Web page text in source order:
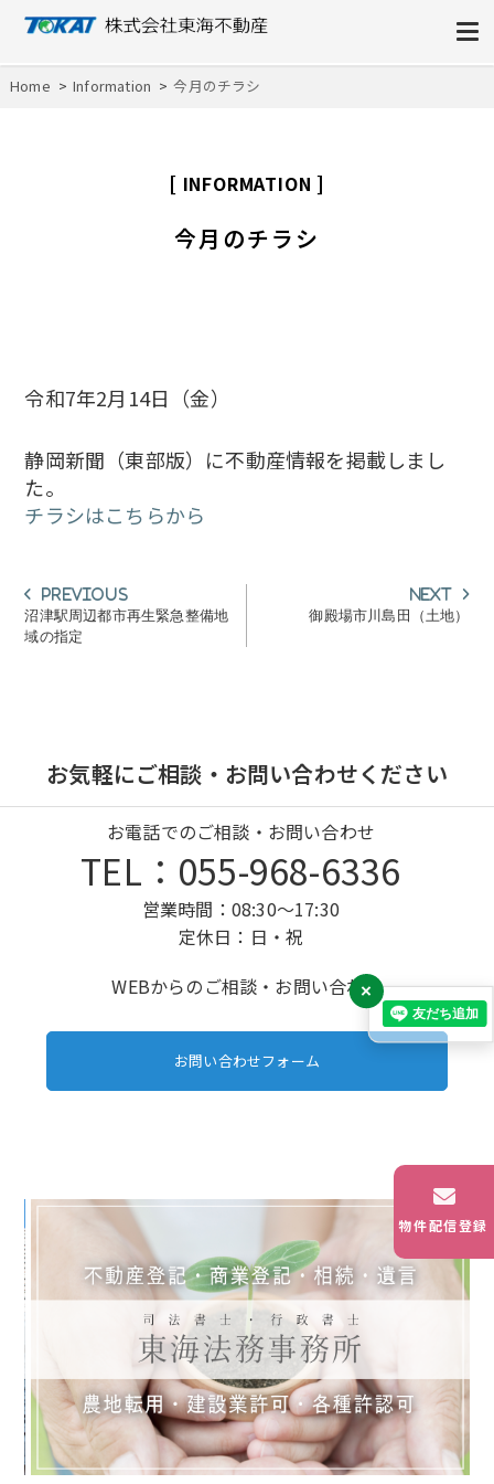
株式会社東海不動産
Home Information 今月のチラシ
INFORMATION
今月のチラシ
令和7年2月14日（金）
静岡新聞（東部版）に不動産情報を掲載しまし
た。
チラシはこちらから
投
稿
ナ
ン
PreviousPrevious
post:
沼津駅周辺都市再生緊急整備地
域の指定
Next
post:御殿場市川島田（土地）
お気軽にご相談・お問い合わせください
お電話でのご相談・お問い合わせ
TEL：055-968-6336
営業時間：08:30～17:30
定休日：日・祝
WEBからのご相談・お問い合わせ
お問い合わせフォーム
物件配信登録
×